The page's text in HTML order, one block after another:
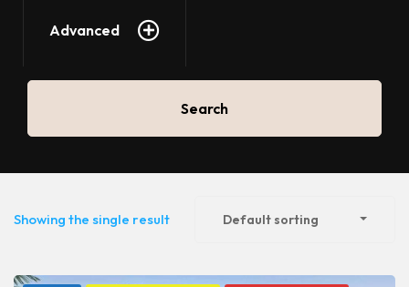
Advanced
Search
Showing the single result Default sorting